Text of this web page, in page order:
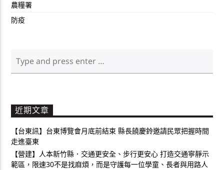
農糧署
防疫
近期文章
【台東訊】台東博覽會月底前結束 縣長饒慶鈴邀請民眾把握時間
走進臺東
【營建】人本新竹縣．交通更安全、步行更安心 打造交通寧靜示
範區，限速30不是找麻煩，而是守護每一位學童、長者與用路人